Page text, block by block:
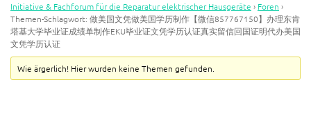
Initiative & Fachforum für die Reparatur elektrischer Hausgeräte › Foren ›
Themen-Schlagwort: 做美国文凭做美国学历制作【微信857767150】办理东肯
塔基大学毕业证成绩单制作EKU毕业证文凭学历认证真实留信回国证明代办美国
文凭学历认证
Wie ärgerlich! Hier wurden keine Themen gefunden.